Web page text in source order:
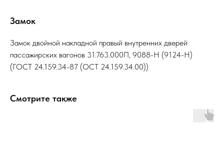
Замок
Замок двойной накладной правый внутренних дверей
пассажирских вагонов 31.763.000П, 9088-Н (9124-Н)
(ГОСТ 24.159.34-87 (ОСТ 24.159.34.00))
Смотрите также